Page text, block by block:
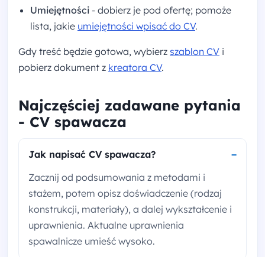
Umiejętności - dobierz je pod ofertę; pomoże
lista, jakie umiejętności wpisać do CV.
Gdy treść będzie gotowa, wybierz szablon CV i
pobierz dokument z kreatora CV.
Najczęściej zadawane pytania
- CV spawacza
Jak napisać CV spawacza?
Zacznij od podsumowania z metodami i
stażem, potem opisz doświadczenie (rodzaj
konstrukcji, materiały), a dalej wykształcenie i
uprawnienia. Aktualne uprawnienia
spawalnicze umieść wysoko.